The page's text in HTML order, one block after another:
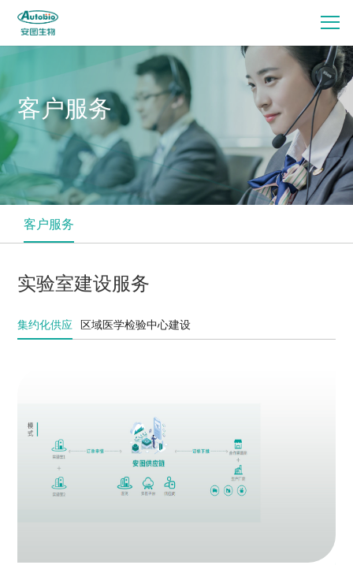
客户服务
客户服务
实验室建设服务
集约化供应 区域医学检验中心建设